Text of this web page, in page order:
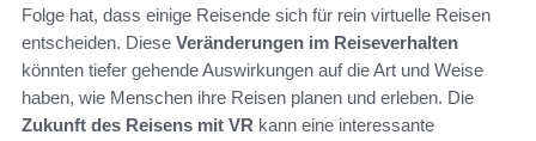
Folge hat, dass einige Reisende sich für rein virtuelle Reisen
entscheiden. Diese Veränderungen im Reiseverhalten
könnten tiefer gehende Auswirkungen auf die Art und Weise
haben, wie Menschen ihre Reisen planen und erleben. Die
Zukunft des Reisens mit VR kann eine interessante